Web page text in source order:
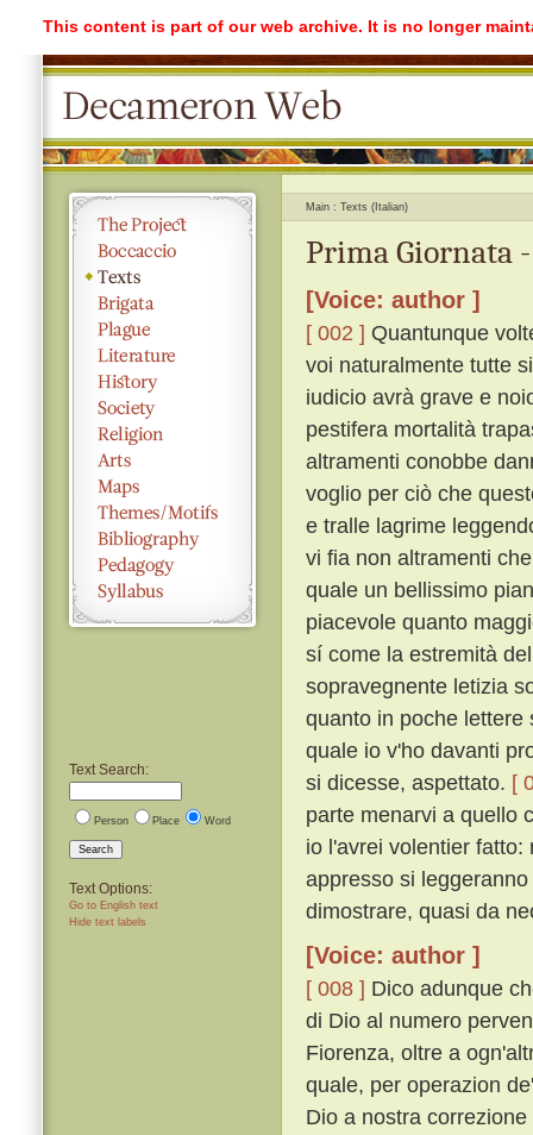
This content is part of our web archive. It is no longer
Text Search:
Person Place Word
Search
Text Options:
Go to English text
Hide text labels
Main Texts (Italian)
Prima Giornata
[Voice: author ]
[ 002 ] Quantunque
voi naturalmente tutte
iudicio avrà grave e
pestifera mortalità
altramenti conobbe
voglio per ciò che
e tralle lagrime
vi fia non altramenti
quale un bellissimo
piacevole quanto
sí come la estremità
sopravegnente letizia
quanto in poche lettere
quale io v'ho davanti
si dicesse, aspettato. [
parte menarvi a quello
io l'avrei volentier
appresso si
dimostrare, quasi da
[Voice: author ]
[ 008 ] Dico adunque
di Dio al numero
Fiorenza, oltre a
quale, per operazion
Dio a nostra